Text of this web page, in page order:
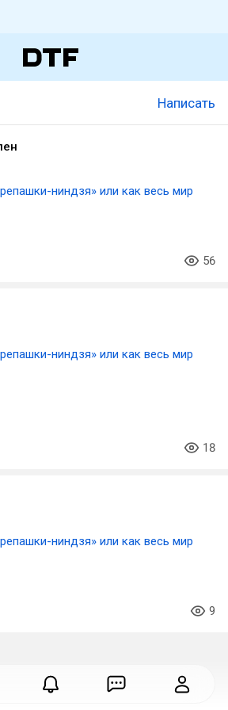
Написать
ниндзя» или как весь мир
56
ниндзя» или как весь мир
18
ниндзя» или как весь мир
9